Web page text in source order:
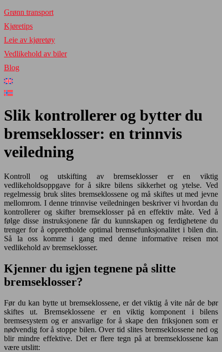
Grønn transport
Kjøretips
Leie av kjøretøy
Vedlikehold av biler
Blog
Slik kontrollerer og bytter du
bremseklosser: en trinnvis
veiledning
Kontroll og utskifting av bremseklosser er en viktig
vedlikeholdsoppgave for å sikre bilens sikkerhet og ytelse. Ved
regelmessig bruk slites bremseklossene og må skiftes ut med jevne
mellomrom. I denne trinnvise veiledningen beskriver vi hvordan du
kontrollerer og skifter bremseklosser på en effektiv måte. Ved å
følge disse instruksjonene får du kunnskapen og ferdighetene du
trenger for å opprettholde optimal bremsefunksjonalitet i bilen din.
Så la oss komme i gang med denne informative reisen mot
vedlikehold av bremseklosser.
Kjenner du igjen tegnene på slitte
bremseklosser?
Før du kan bytte ut bremseklossene, er det viktig å vite når de bør
skiftes ut. Bremseklossene er en viktig komponent i bilens
bremsesystem og er ansvarlige for å skape den friksjonen som er
nødvendig for å stoppe bilen. Over tid slites bremseklossene ned og
blir mindre effektive. Det er flere tegn på at bremseklossene kan
være utslitt: